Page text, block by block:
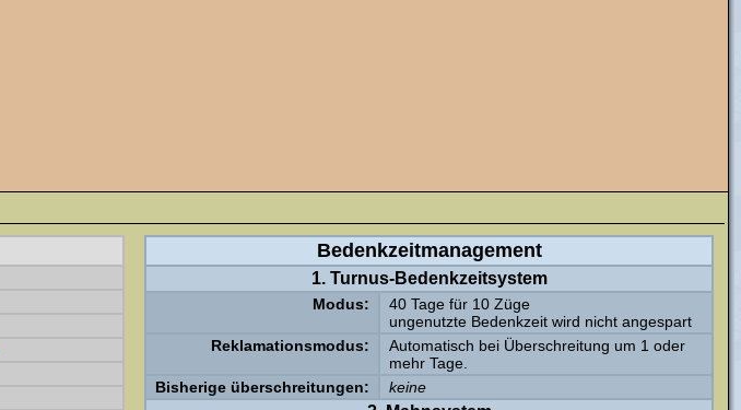
Bedenkzeitmanagement
1. Turnus-Bedenkzeitsystem
Modus:
40 Tage für 10 Züge
ungenutzte Bedenkzeit wird nicht angespart
Reklamationsmodus:
Automatisch bei Überschreitung um 1 oder
mehr Tage.
Bisherige überschreitungen:
keine